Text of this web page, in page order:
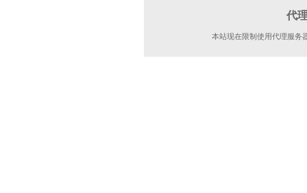
代
本站现在限制使用代理服务